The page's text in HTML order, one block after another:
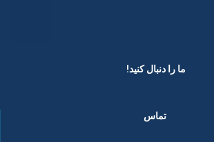
ما را دنبال کنید! ​
تماس